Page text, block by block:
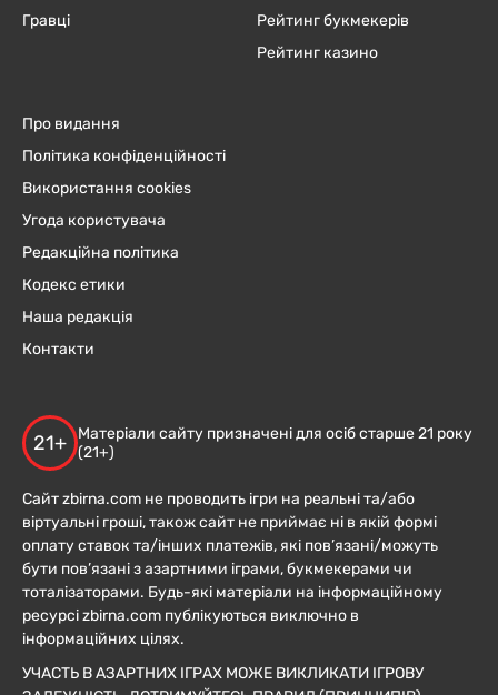
Гравці
Рейтинг букмекерів
Рейтинг казино
Про видання
Політика конфіденційності
Використання cookies
Угода користувача
Редакційна політика
Кодекс етики
Наша редакція
Контакти
21+
Матеріали сайту призначені для осіб старше 21 року
(21+)
Сайт zbirna.com не проводить ігри на реальні та/або
віртуальні гроші, також сайт не приймає ні в якій формі
оплату ставок та/інших платежів, які пов’язані/можуть
бути пов’язані з азартними іграми, букмекерами чи
тоталізаторами. Будь-які матеріали на інформаційному
ресурсі zbirna.com публікуються виключно в
інформаційних цілях.
УЧАСТЬ В АЗАРТНИХ ІГРАХ МОЖЕ ВИКЛИКАТИ ІГРОВУ